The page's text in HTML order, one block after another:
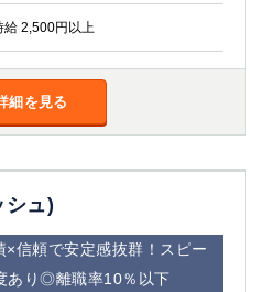
給 2,500円以上
細を見る
シュ)
信頼で安定感抜群！スピー
あり◎離職率10％以下